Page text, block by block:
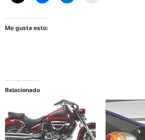
Me gusta esto:
Relacionado